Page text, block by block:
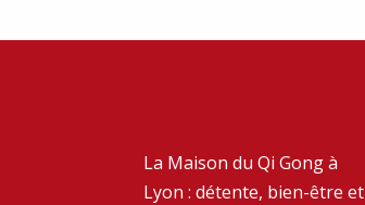
La Maison du Qi Gong à
Lyon : détente, bien-être et